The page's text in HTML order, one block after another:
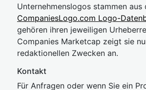
Unternehmenslogos stammen aus
CompaniesLogo.com Logo-
gehören ihren jeweiligen
Companies Marketcap zeigt sie
redaktionellen Zwecken an.
Kontakt
Für Anfragen oder wenn Sie ein